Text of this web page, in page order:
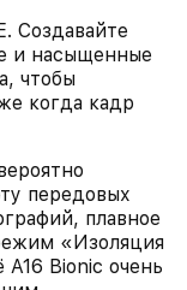
и насыщенные
чтобы
когда кадр
передовых
плавное
«Изоляция
Bionic очень